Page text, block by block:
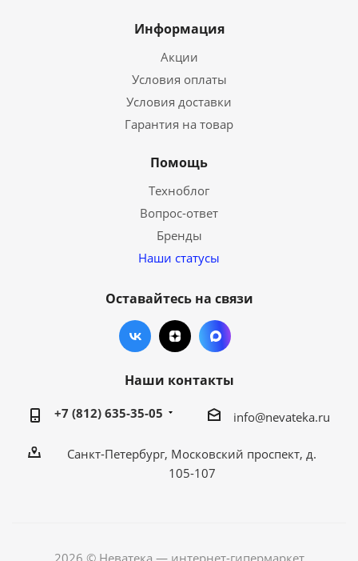
Информация
Акции
Условия оплаты
Условия доставки
Гарантия на товар
Помощь
Техноблог
Вопрос-ответ
Бренды
Наши статусы
Оставайтесь на связи
Наши контакты
+7 (812) 635-35-05 info@nevateka.ru
Санкт-Петербург, Московский проспект, д.
105-107
2026 © Неватека — интернет-гипермаркет